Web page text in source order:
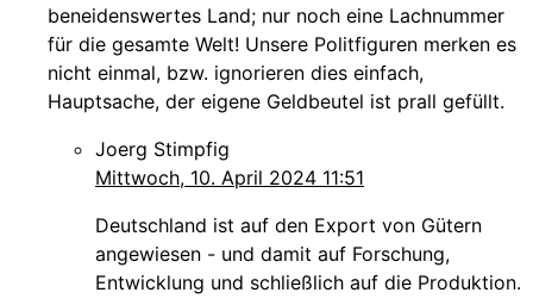
beneidenswertes Land; nur noch eine Lachnummer
für die gesamte Welt! Unsere Politfiguren merken es
nicht einmal, bzw. ignorieren dies einfach,
Hauptsache, der eigene Geldbeutel ist prall gefüllt.
Joerg Stimpfig
Mittwoch, 10. April 2024 11:51
Deutschland ist auf den Export von Gütern
angewiesen - und damit auf Forschung,
Entwicklung und schließlich auf die Produktion.